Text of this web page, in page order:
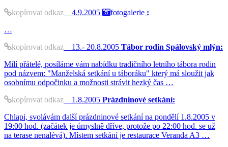
kopírovat odkaz 4.9.2005 fotogalerie :
…
kopírovat odkaz 13.- 20.8.2005 Tábor rodin Spálovský mlýn:
Milí přátelé, posíláme vám nabídku tradičního letního tábora rodin
pod názvem: "Manželská setkání u táboráku" který má sloužit jak
osobnímu odpočinku a možnosti strávit hezký čas …
kopírovat odkaz 1.8.2005 Prázdninové setkání:
Chlapi, svolávám další prázdninové setkání na pondělí 1.8.2005 v
19:00 hod. (začátek je úmyslně dříve, protože po 22:00 hod. se už
na terase nenalévá). Místem setkání je restaurace Veranda A3 …